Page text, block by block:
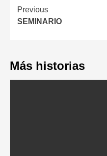
Continue
Reading
Previous
SEMINARIO
Más historias